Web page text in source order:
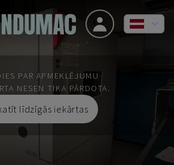
PAR APMEKLĒJUMU
NESEN TIKA PĀRDOTA.
līdzīgās iekārtas